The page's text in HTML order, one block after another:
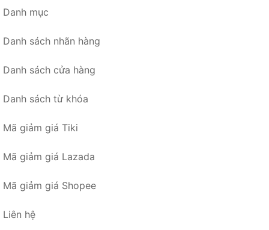
Danh mục
Danh sách nhãn hàng
Danh sách cửa hàng
Danh sách từ khóa
Mã giảm giá Tiki
Mã giảm giá Lazada
Mã giảm giá Shopee
Liên hệ